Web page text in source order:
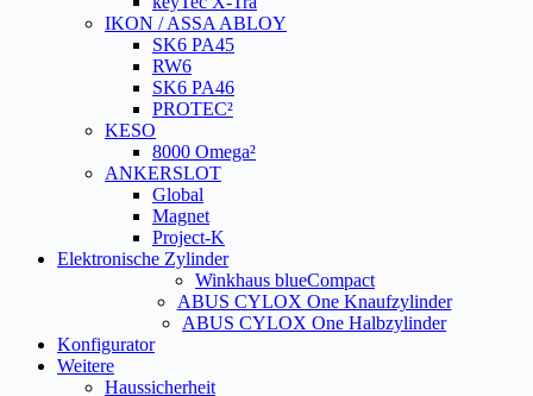
IKON / ASSA ABLOY
SK6 PA45
RW6
SK6 PA46
PROTEC²
KESO
8000 Omega²
ANKERSLOT
Global
Magnet
Project-K
Elektronische Zylinder
Winkhaus blueCompact
ABUS CYLOX One Knaufzylinder
ABUS CYLOX One Halbzylinder
Konfigurator
Weitere
Haussicherheit